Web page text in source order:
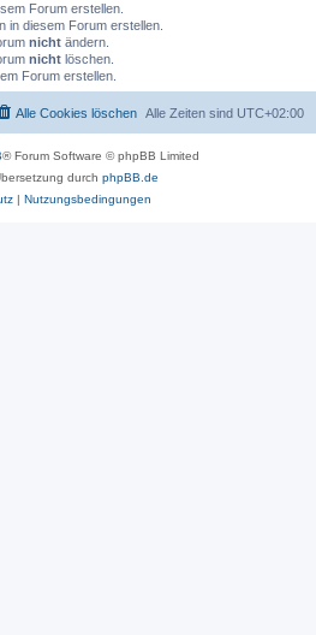
Forum erstellen.
in diesem Forum erstellen.
nicht ändern.
nicht löschen.
Forum erstellen.
Alle Zeiten sind UTC+02:00
Alle Cookies löschen
® Forum Software © phpBB Limited
durch phpBB.de
| Nutzungsbedingungen